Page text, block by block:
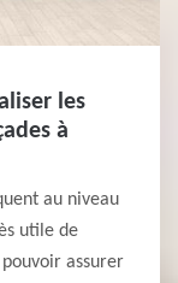
les
à
au niveau
utile de
assurer